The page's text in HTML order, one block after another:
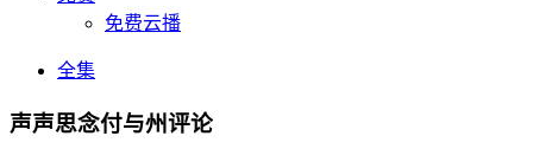
免费云播
全集
声声思念付与州评论